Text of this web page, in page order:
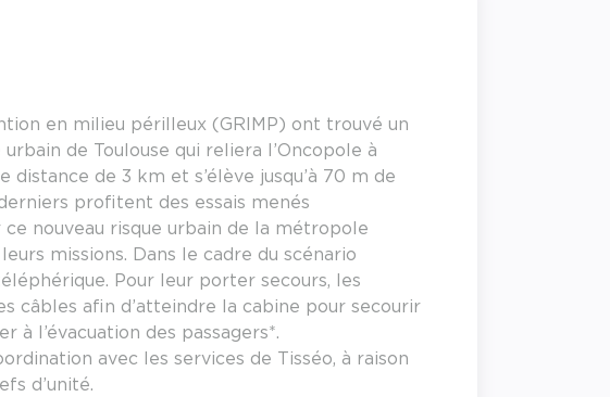
en milieu périlleux (GRIMP) ont trouvé un
de Toulouse qui reliera l’Oncopole à
distance de 3 km et s’élève jusqu’à 70 m de
profitent des essais menés
nouveau risque urbain de la métropole
missions. Dans le cadre du scénario
Pour leur porter secours, les
câbles afin d’atteindre la cabine pour secourir
à l’évacuation des passagers*.
avec les services de Tisséo, à raison
d’unité.